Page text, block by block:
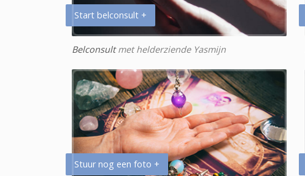
Start belconsult +
Belconsultmet helderziende Yasmijn
Stuur nog een foto +